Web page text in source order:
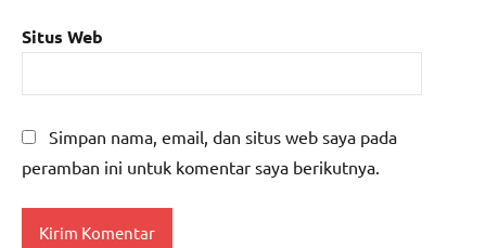
Situs Web
Simpan nama, email, dan situs web saya pada
peramban ini untuk komentar saya berikutnya.